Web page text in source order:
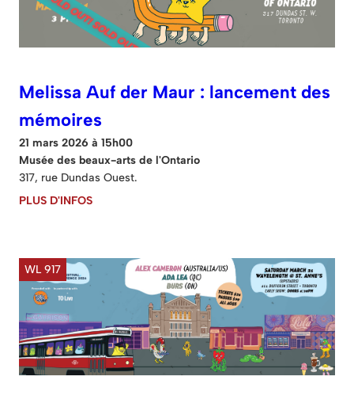
Melissa Auf der Maur : lancement des
mémoires
21 mars 2026 à 15h00
Musée des beaux-arts de l'Ontario
317, rue Dundas Ouest.
PLUS D'INFOS
WL 917